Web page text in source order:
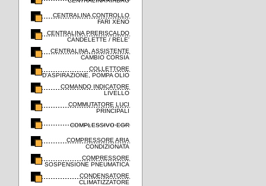
CENTRALINA CONTROLLO
FARI XENO
CENTRALINA PRERISCALDO
CANDELETTE / RELE'
CENTRALINA, ASSISTENTE
CAMBIO CORSIA
COLLETTORE
D'ASPIRAZIONE, POMPA OLIO
COMANDO INDICATORE
LIVELLO
COMMUTATORE LUCI
PRINCIPALI
COMPLESSIVO EGR
COMPRESSORE ARIA
CONDIZIONATA
COMPRESSORE
SOSPENSIONE PNEUMATICA
CONDENSATORE
CLIMATIZZATORE